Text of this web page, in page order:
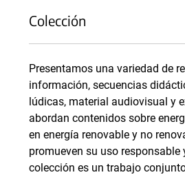
Colección
Presentamos una variedad de
información, secuencias
lúdicas, material audiovisual y
abordan contenidos sobre
en energía renovable y no
promueven su uso responsable
colección es un trabajo